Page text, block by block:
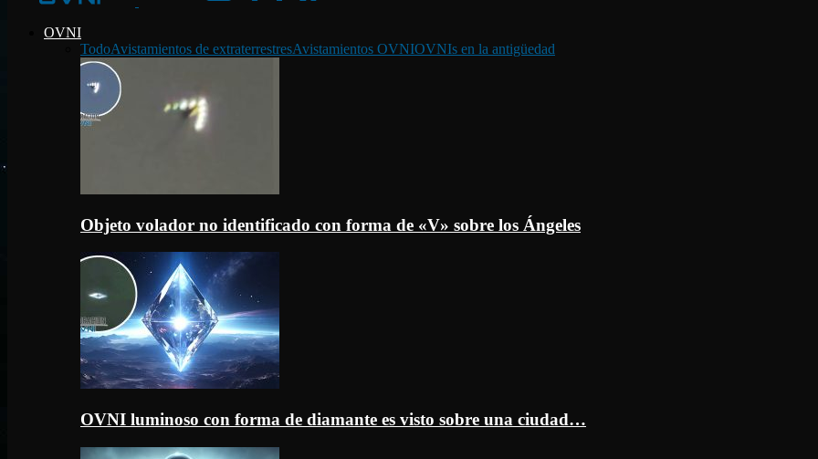
OVNI
TodoAvistamientos de extraterrestresAvistamientos OVNIOVNIs en la antigüedad
Objeto volador no identificado con forma de «V» sobre los Ángeles
OVNI luminoso con forma de diamante es visto sobre una ciudad…